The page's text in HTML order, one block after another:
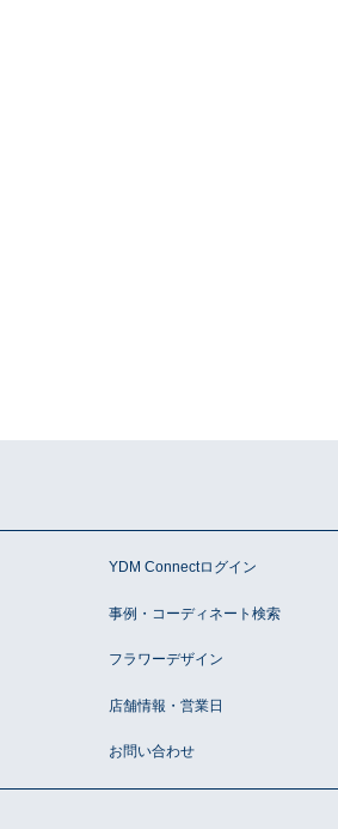
YDM Connectログイン
事例・コーディネート検索
フラワーデザイン
店舗情報・営業日
お問い合わせ